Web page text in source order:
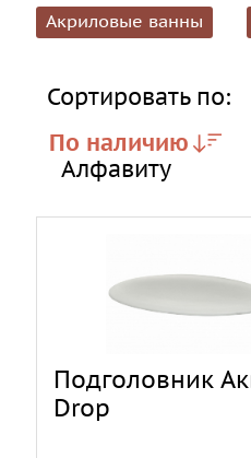
Акриловые ванны
Сортировать по:
По наличию
Алфавиту
Подголовник
Drop